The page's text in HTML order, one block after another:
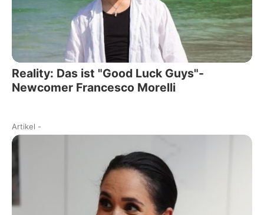
Reality: Das ist "Good Luck Guys"-
Newcomer Francesco Morelli
Artikel -